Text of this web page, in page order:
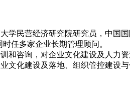
民营经济研究院研究员，中国
任多家企业长期管理顾问。
咨询，对企业文化建设及人力
文化建设及落地、组织管控建设